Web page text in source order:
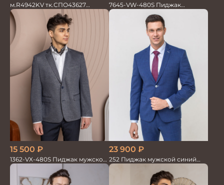
м.R4942KV тк.СПО43627
Пиджак мужской на п/п
7645-VW-480S Пиджак
мужской трикотажный
15 500 ₽
1362-VX-480S Пиджак мужской
трикотажный
23 900 ₽
252 Пиджак мужской синий
лен